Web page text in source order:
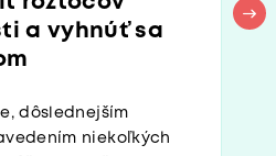
a vyhnúť sa
dôslednejším
niekoľkých